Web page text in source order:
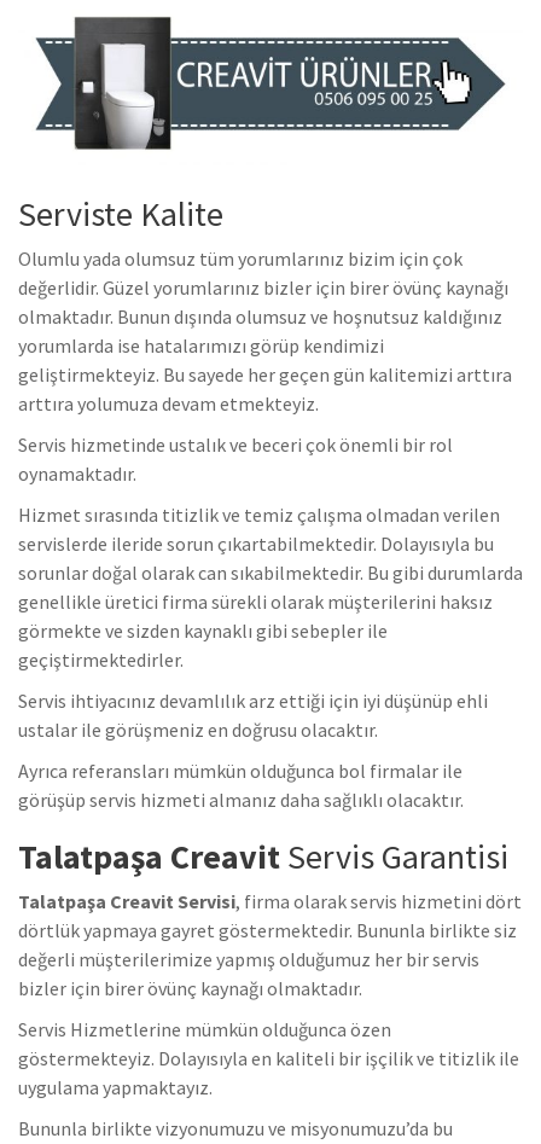
Serviste Kalite
Olumlu yada olumsuz tüm yorumlarınız bizim için çok
değerlidir. Güzel yorumlarınız bizler için birer övünç kaynağı
olmaktadır. Bunun dışında olumsuz ve hoşnutsuz kaldığınız
yorumlarda ise hatalarımızı görüp kendimizi
geliştirmekteyiz. Bu sayede her geçen gün kalitemizi arttıra
arttıra yolumuza devam etmekteyiz.
Servis hizmetinde ustalık ve beceri çok önemli bir rol
oynamaktadır.
Hizmet sırasında titizlik ve temiz çalışma olmadan verilen
servislerde ileride sorun çıkartabilmektedir. Dolayısıyla bu
sorunlar doğal olarak can sıkabilmektedir. Bu gibi durumlarda
genellikle üretici firma sürekli olarak müşterilerini haksız
görmekte ve sizden kaynaklı gibi sebepler ile
geçiştirmektedirler.
Servis ihtiyacınız devamlılık arz ettiği için iyi düşünüp ehli
ustalar ile görüşmeniz en doğrusu olacaktır.
Ayrıca referansları mümkün olduğunca bol firmalar ile
görüşüp servis hizmeti almanız daha sağlıklı olacaktır.
Talatpaşa CreavitServis Garantisi
Talatpaşa Creavit Servisi, firma olarak servis hizmetini dört
dörtlük yapmaya gayret göstermektedir. Bununla birlikte siz
değerli müşterilerimize yapmış olduğumuz her bir servis
bizler için birer övünç kaynağı olmaktadır.
Servis Hizmetlerine mümkün olduğunca özen
göstermekteyiz. Dolayısıyla en kaliteli bir işçilik ve titizlik ile
uygulama yapmaktayız.
Bununla birlikte vizyonumuzu ve misyonumuzu’da bu